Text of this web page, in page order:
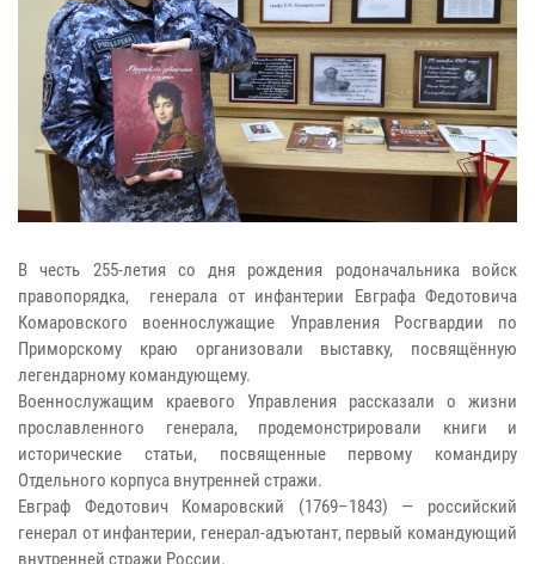
В честь 255-летия со дня рождения родоначальника войск
правопорядка, генерала от инфантерии Евграфа Федотовича
Комаровского военнослужащие Управления Росгвардии по
Приморскому краю организовали выставку, посвящённую
легендарному командующему.
Военнослужащим краевого Управления рассказали о жизни
прославленного генерала, продемонстрировали книги и
исторические статьи, посвященные первому командиру
Отдельного корпуса внутренней стражи.
Евграф Федотович Комаровский (1769–1843) — российский
генерал от инфантерии, генерал-адъютант, первый командующий
внутренней стражи России.